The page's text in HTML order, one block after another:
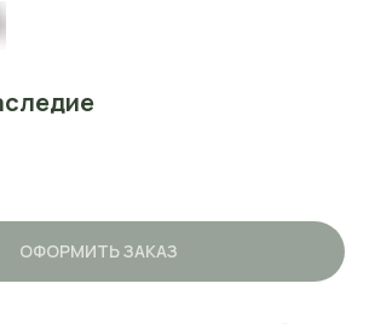
ОФОРМИТЬ ЗАКАЗ